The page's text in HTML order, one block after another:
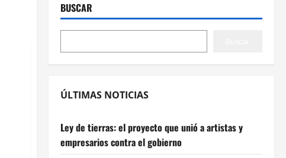
BUSCAR
ÚLTIMAS NOTICIAS
Ley de tierras: el proyecto que unió a artistas y
empresarios contra el gobierno